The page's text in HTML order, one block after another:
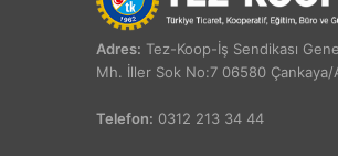
Adres: Tez-Koop-İş Sendikası
Mh. İller Sok No:7 06580 Çankaya/
Telefon: 0312 213 34 44